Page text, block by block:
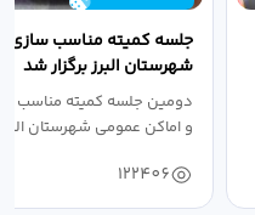
جلسه کمیته مناسب سازی
شهرستان البرز برگزار شد
دومین جلسه کمیته مناسب
و اماکن عمومی شهرستان
122406